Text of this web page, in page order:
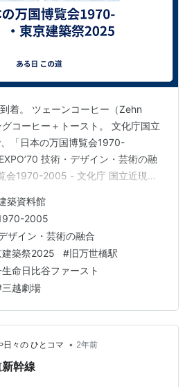
着。 ツェーンコーヒー（Zehn
コーヒー＋トースト。 文化庁国立
「日本の万国博覧会1970-
技術・デザイン・芸術の融
会1970-2005 - 文化庁 国立近現代
して始まり、現在では国際博覧会
づいて行われる複数の国が参加する
築は展示品の器の役割を果たすた
リ万国博覧会の際に会場のゲート
設されたエッフェル塔のよう…
築資料館
2005
ザイン・芸術の融合
建築祭2025 #旧万世橋駅
命日比谷ファースト
三越劇場
日々の ひとコマ • 2年前
幹線